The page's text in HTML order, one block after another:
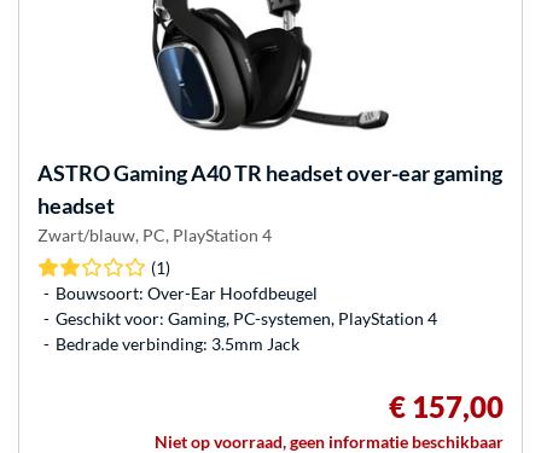
ASTRO GamingA40 TR headset over-ear gaming
headset
Zwart/blauw, PC, PlayStation 4
(1)
Bouwsoort: Over-Ear Hoofdbeugel
Geschikt voor: Gaming, PC-systemen, PlayStation 4
Bedrade verbinding: 3.5mm Jack
€ 157,00
Niet op voorraad, geen informatie beschikbaar